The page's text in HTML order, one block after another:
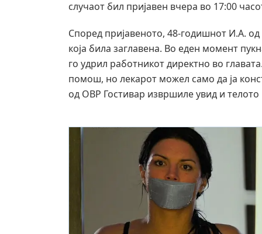
случаот бил пријавен вчера во 17:00
Според пријавеното, 48-годишнот И.А. од
која била заглавена. Во еден момент
го удрил работникот директно во
помош, но лекарот можел само да ја
од ОВР Гостивар извршиле увид и телото